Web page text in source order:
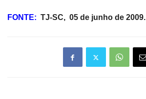
FONTE: TJ-SC, 05 de junho de 2009.